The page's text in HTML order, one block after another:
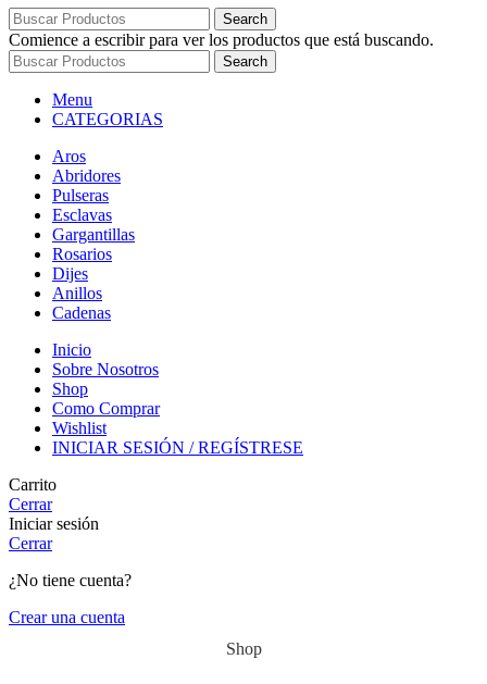
Search
Comience a escribir para ver los productos que está buscando.
Search
Menu
CATEGORIAS
Aros
Abridores
Pulseras
Esclavas
Gargantillas
Rosarios
Dijes
Anillos
Cadenas
Inicio
Sobre Nosotros
Shop
Como Comprar
Wishlist
INICIAR SESIÓN / REGÍSTRESE
Carrito
Cerrar
Iniciar sesión
Cerrar
¿No tiene cuenta?
Crear una cuenta
Shop